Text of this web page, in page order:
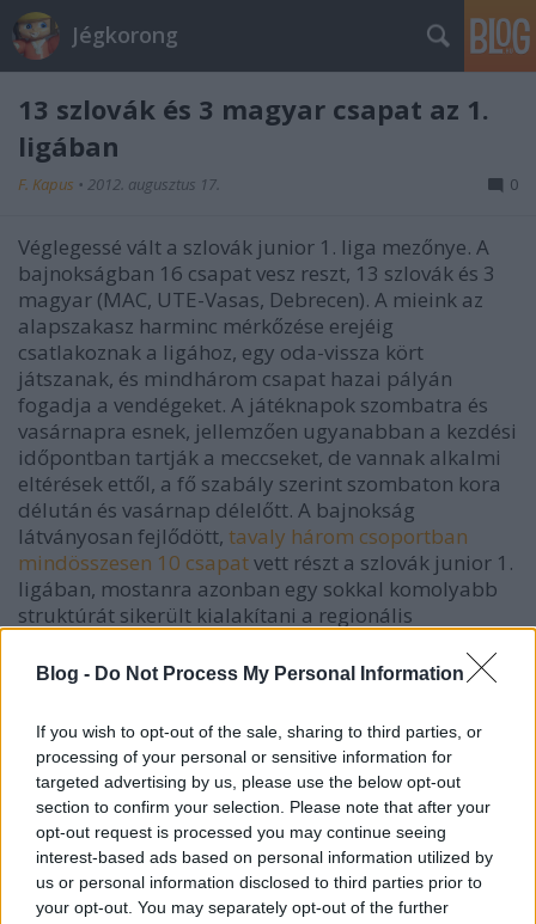
Blog - Do Not Process My Personal Information
If you wish to opt-out of the sale, sharing to third parties, or
processing of your personal or sensitive information for
targeted advertising by us, please use the below opt-out
section to confirm your selection. Please note that after your
opt-out request is processed you may continue seeing
interest-based ads based on personal information utilized by
us or personal information disclosed to third parties prior to
your opt-out. You may separately opt-out of the further
Jégkorong
13 szlovák és 3 magyar csapat az 1.
ligában
F. Kapus • 2012. augusztus 17. 0
Véglegessé vált a szlovák junior 1. liga mezőnye. A
bajnokságban 16 csapat vesz reszt, 13 szlovák és 3
magyar (MAC, UTE-Vasas, Debrecen). A mieink az
alapszakasz harminc mérkőzése erejéig
csatlakoznak a ligához, egy oda-vissza kört
játszanak, és mindhárom csapat hazai pályán
fogadja a vendégeket. A játéknapok szombatra és
vasárnapra esnek, jellemzően ugyanabban a kezdési
időpontban tartják a meccseket, de vannak alkalmi
eltérések ettől, a fő szabály szerint szombaton kora
délután és vasárnap délelőtt. A bajnokság
látványosan fejlődött, tavaly három csoportban
mindösszesen 10 csapatvett részt a szlovák junior 1.
ligában, mostanra azonban egy sokkal komolyabb
struktúrát sikerült kialakítani a regionális
juniorcsapatok is jól jártak, óriási fejlődésen ment
két-három éve alig volt mérkőzés ebben a
korosztályban, 2012/13-ban pedig öt csapatunk is
indul komoly bajnokságban (az említetteken kívül a
Fehérvár a junior EBEL-ben, a Patriot pedig az MHL-
ben játszik rengeteg meccset, igaz, utóbbiban csak
néhány magyar játszik majd, de ez is több mint a
semmi, és korábban egy honfitársunk sem kapott
esélyt ebben a ligában), és ne feledjük, lesz egy 10